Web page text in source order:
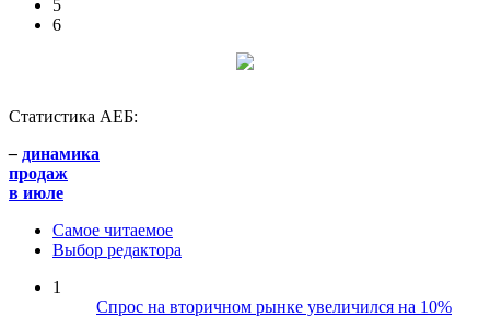
5
6
Статистика АЕБ:
– динамика
продаж
в июле
Самое читаемое
Выбор редактора
1
Спрос на вторичном рынке увеличился на 10%